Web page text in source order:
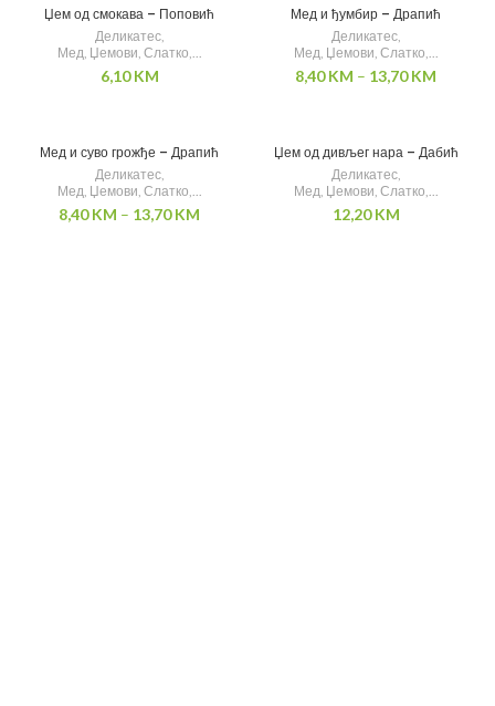
О
Џем од смокава – Поповић
Деликатес,
Мед, Џемови, Слатко,...
6,10KM
Мед и ђумбир – Драпић
Деликатес,
Мед, Џемови, Слатко,...
8,40KM – 13,70KM
Мед и суво грожђе – Драпић
Деликатес,
Мед, Џемови, Слатко,...
8,40KM – 13,70KM
Џем од дивљег нара – Дабић
Деликатес,
Мед, Џемови, Слатко,...
12,20KM